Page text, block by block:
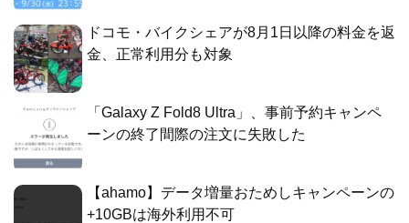
ドコモ・バイクシェアが8月1日以降の料金を返
金、正常利用分も対象
「Galaxy Z Fold8 Ultra」、事前予約キャンペ
ーンの終了間際の注文に失敗した
【ahamo】データ増量おためしキャンペーンの
+10GBは海外利用不可